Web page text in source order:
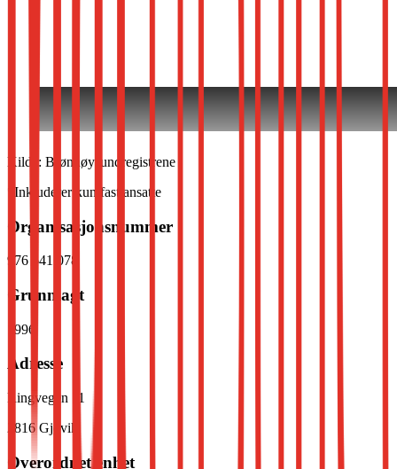
Kilde: Brønnøysundregistrene
*Inkluderer kun fast ansatte
Organisasjonsnummer
976 641 078
Grunnlagt
1996
Adresse
Ringvegen 11
2816 Gjøvik
Overordnet enhet